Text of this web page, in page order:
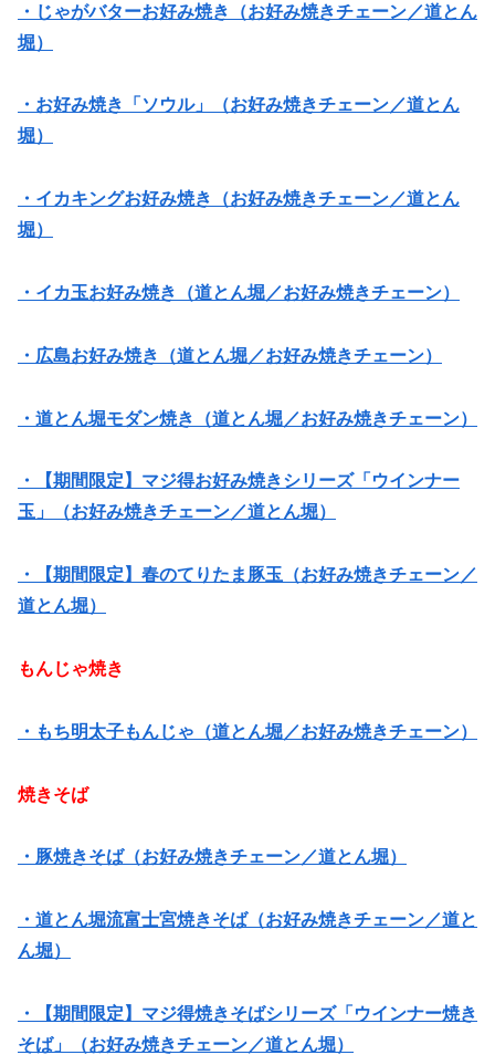
・じゃがバターお好み焼き（お好み焼きチェーン／道とん
堀）
・お好み焼き「ソウル」（お好み焼きチェーン／道とん
堀）
・イカキングお好み焼き（お好み焼きチェーン／道とん
堀）
・イカ玉お好み焼き（道とん堀／お好み焼きチェーン）
・広島お好み焼き（道とん堀／お好み焼きチェーン）
・道とん堀モダン焼き（道とん堀／お好み焼きチェーン）
・【期間限定】マジ得お好み焼きシリーズ「ウインナー
玉」（お好み焼きチェーン／道とん堀）
・【期間限定】春のてりたま豚玉（お好み焼きチェーン／
道とん堀）
もんじゃ焼き
・もち明太子もんじゃ（道とん堀／お好み焼きチェーン）
焼きそば
・豚焼きそば（お好み焼きチェーン／道とん堀）
・道とん堀流富士宮焼きそば（お好み焼きチェーン／道と
ん堀）
・【期間限定】マジ得焼きそばシリーズ「ウインナー焼き
そば」（お好み焼きチェーン／道とん堀）